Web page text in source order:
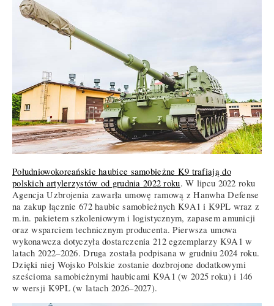
Południowokoreańskie haubice samobieżne K9 trafiają do
polskich artylerzystów od grudnia 2022 roku. W lipcu 2022 roku
Agencja Uzbrojenia zawarła umowę ramową z Hanwha Defense
na zakup łącznie 672 haubic samobieżnych K9A1 i K9PL wraz z
m.in. pakietem szkoleniowym i logistycznym, zapasem amunicji
oraz wsparciem technicznym producenta. Pierwsza umowa
wykonawcza dotyczyła dostarczenia 212 egzemplarzy K9A1 w
latach 2022–2026. Druga została podpisana w grudniu 2024 roku.
Dzięki niej Wojsko Polskie zostanie dozbrojone dodatkowymi
sześcioma samobieżnymi haubicami K9A1 (w 2025 roku) i 146
w wersji K9PL (w latach 2026–2027).